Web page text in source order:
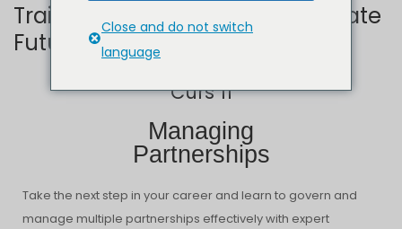
Training programme – Accelerate
Future HEI – September 2025
Curs 11
Managing
Partnerships
Take the next step in your career and learn to govern and
manage multiple partnerships effectively with expert
Close and do not switch
language